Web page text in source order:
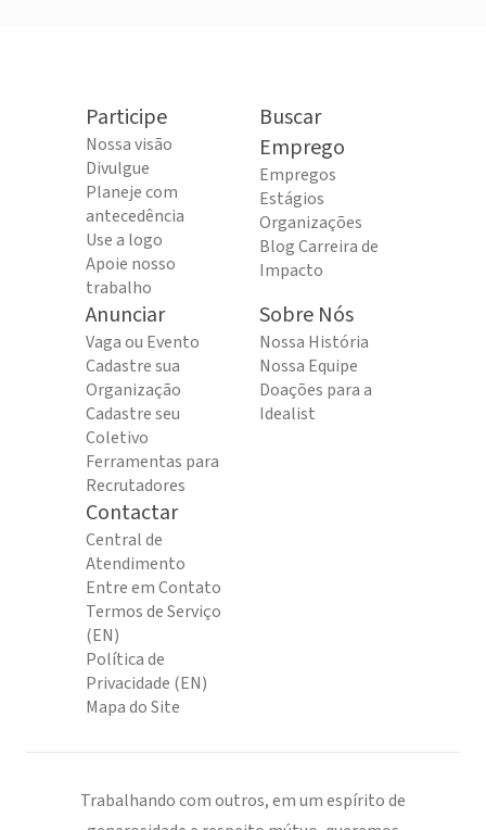
Participe
Nossa visão
Divulgue
Planeje com
antecedência
Use a logo
Apoie nosso
trabalho
Buscar
Emprego
Empregos
Estágios
Organizações
Blog Carreira de
Impacto
Anunciar
Vaga ou Evento
Cadastre sua
Organização
Cadastre seu
Coletivo
Ferramentas para
Recrutadores
Sobre Nós
Nossa História
Nossa Equipe
Doações para a
Idealist
Contactar
Central de
Atendimento
Entre em Contato
Termos de Serviço
(EN)
Política de
Privacidade (EN)
Mapa do Site
Trabalhando com outros, em um espírito de